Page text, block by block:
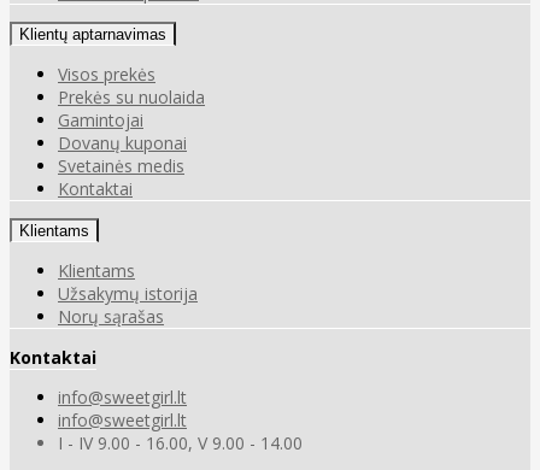
Klientų aptarnavimas
Visos prekės
Prekės su nuolaida
Gamintojai
Dovanų kuponai
Svetainės medis
Kontaktai
Klientams
Klientams
Užsakymų istorija
Norų sąrašas
Kontaktai
info@sweetgirl.lt
info@sweetgirl.lt
I - IV 9.00 - 16.00, V 9.00 - 14.00